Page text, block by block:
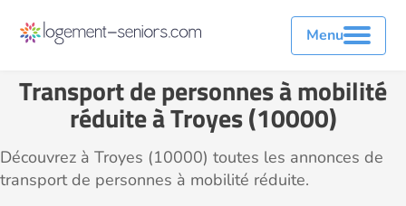
Menu
Transport de personnes à mobilité
réduite à Troyes (10000)
Découvrez à Troyes (10000) toutes les annonces de
transport de personnes à mobilité réduite.